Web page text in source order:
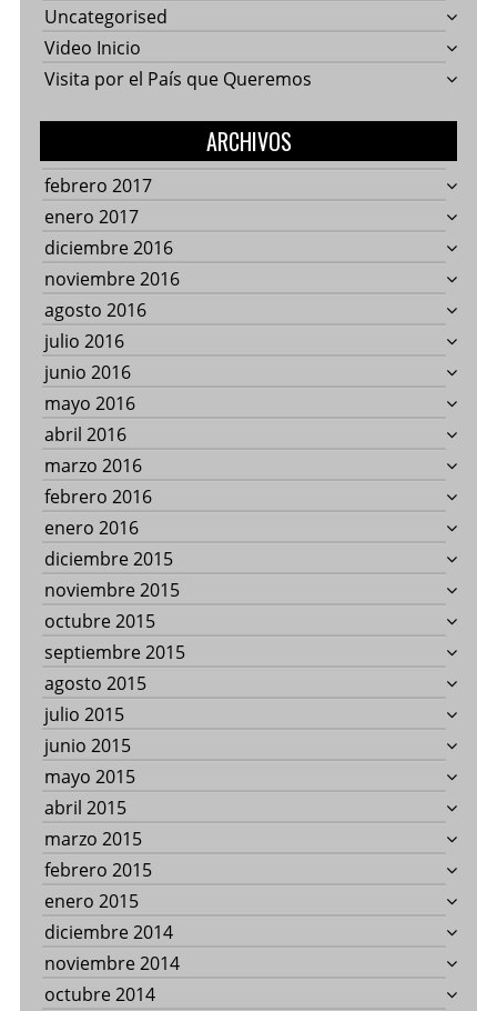
Uncategorised
Video Inicio
Visita por el País que Queremos
ARCHIVOS
febrero 2017
enero 2017
diciembre 2016
noviembre 2016
agosto 2016
julio 2016
junio 2016
mayo 2016
abril 2016
marzo 2016
febrero 2016
enero 2016
diciembre 2015
noviembre 2015
octubre 2015
septiembre 2015
agosto 2015
julio 2015
junio 2015
mayo 2015
abril 2015
marzo 2015
febrero 2015
enero 2015
diciembre 2014
noviembre 2014
octubre 2014